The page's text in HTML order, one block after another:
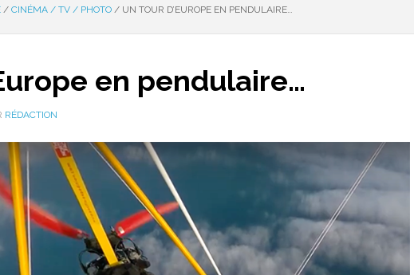
/ CINÉMA / TV / PHOTO / UN TOUR D’EUROPE EN PENDULAIRE…
en pendulaire…
RÉDACTION